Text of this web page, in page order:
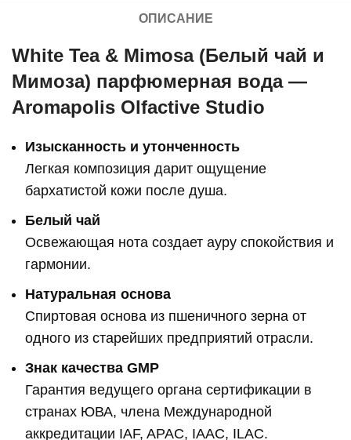
ОПИСАНИЕ
White Tea & Mimosa (Белый чай и
Мимоза) парфюмерная вода —
Aromapolis Olfactive Studio
Изысканность и утонченность
Легкая композиция дарит ощущение
бархатистой кожи после душа.
Белый чай
Освежающая нота создает ауру спокойствия и
гармонии.
Натуральная основа
Спиртовая основа из пшеничного зерна от
одного из старейших предприятий отрасли.
Знак качества GMP
Гарантия ведущего органа сертификации в
странах ЮВА, члена Международной
аккредитации IAF, APAC, IAAC, ILAC.